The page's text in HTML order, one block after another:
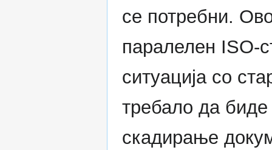
се потребни.
паралелен ISO-
ситуација со
требало да
скадирање